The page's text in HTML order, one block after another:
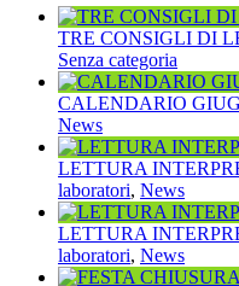
TRE CONSIGLI DI
Senza categoria
CALENDARIO
News
LETTURA
laboratori, News
LETTURA
laboratori, News